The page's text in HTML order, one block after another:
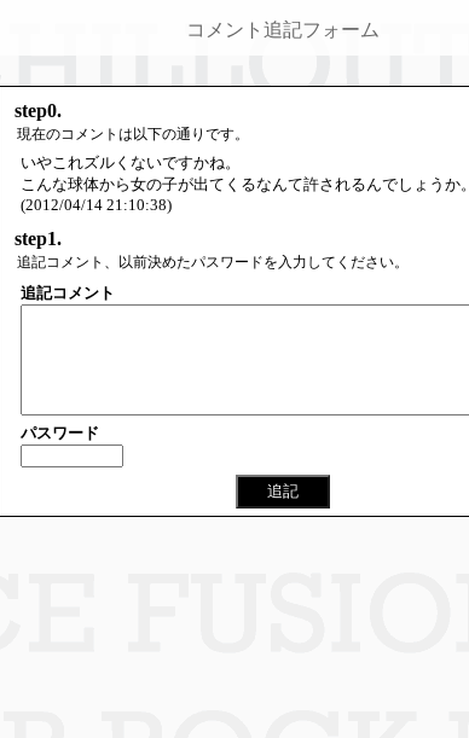
コメント追記フォーム
step0.
現在のコメントは以下の通りです。
いやこれズルくないですかね。
こんな球体から女の子が出てくるなんて許されるんでしょうか。
(2012/04/14 21:10:38)
step1.
追記コメント、以前決めたパスワードを入力してください。
追記コメント
パスワード
追記